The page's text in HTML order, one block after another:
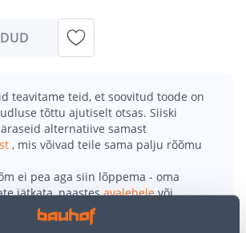
teavitame teid, et soovitud toode on
tõttu ajutiselt otsas. Siiski
alternatiive samast
, mis võivad teile sama palju rõõmu
ei pea aga siin lõppema - oma
jätkata, naastesavalehelevõi
võimsat otsingufunktsiooni, et leida
valikuid. Head ostlemist!